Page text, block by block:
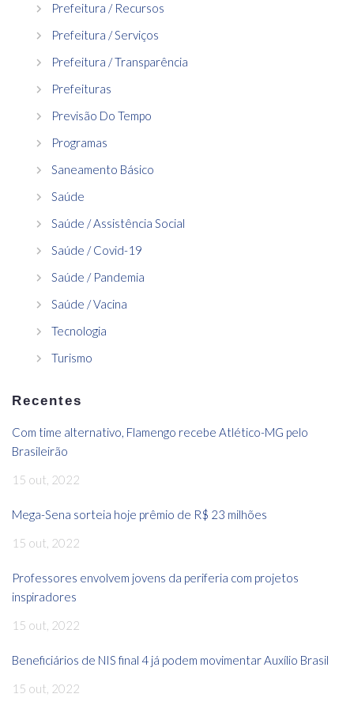
Prefeitura / Recursos
Prefeitura / Serviços
Prefeitura / Transparência
Prefeituras
Previsão Do Tempo
Programas
Saneamento Básico
Saúde
Saúde / Assistência Social
Saúde / Covid-19
Saúde / Pandemia
Saúde / Vacina
Tecnologia
Turismo
Recentes
Com time alternativo, Flamengo recebe Atlético-MG pelo
Brasileirão
15 out, 2022
Mega-Sena sorteia hoje prêmio de R$ 23 milhões
15 out, 2022
Professores envolvem jovens da periferia com projetos
inspiradores
15 out, 2022
Beneficiários de NIS final 4 já podem movimentar Auxílio Brasil
15 out, 2022